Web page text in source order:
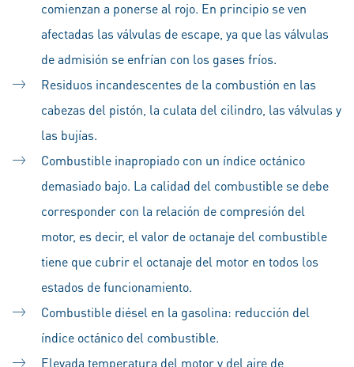
comienzan a ponerse al rojo. En principio se ven
afectadas las válvulas de escape, ya que las válvulas
de admisión se enfrían con los gases fríos.
Residuos incandescentes de la combustión en las
cabezas del pistón, la culata del cilindro, las válvulas y
las bujías.
Combustible inapropiado con un índice octánico
demasiado bajo. La calidad del combustible se debe
corresponder con la relación de compresión del
motor, es decir, el valor de octanaje del combustible
tiene que cubrir el octanaje del motor en todos los
estados de funcionamiento.
Combustible diésel en la gasolina: reducción del
índice octánico del combustible.
Elevada temperatura del motor y del aire de